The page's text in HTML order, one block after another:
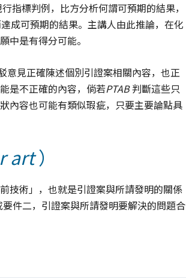
指標判例，比方分析何謂可預期的結果，
成可預期的結果。主講人由此推論，在化
中是有得分可能。
見正確陳述個別引證案相關內容，也正
是不正確的內容，倘若PTAB判斷這些只
內容也可能有類似瑕疵，只要主要論點具
art）
技術」，也就是引證案與所請發明的關係
要件二，引證案與所請發明要解決的問題合